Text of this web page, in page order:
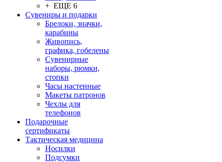
+ ЕЩЕ 6
Сувениры и подарки
Брелоки, значки,
карабины
Живопись,
графика, гобелены
Сувенирные
наборы, рюмки,
стопки
Часы настенные
Макеты патронов
Чехлы для
телефонов
Подарочные
сертификаты
Тактическая медицина
Носилки
Подсумки